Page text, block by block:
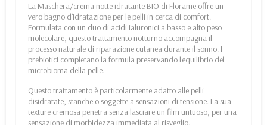
La Maschera/crema notte idratante BIO di Florame offre un
vero bagno d'idratazione per le pelli in cerca di comfort.
Formulata con un duo di acidi ialuronici a basso e alto peso
molecolare, questo trattamento notturno accompagna il
processo naturale di riparazione cutanea durante il sonno. I
prebiotici completano la formula preservando l'equilibrio del
microbioma della pelle.
Questo trattamento è particolarmente adatto alle pelli
disidratate, stanche o soggette a sensazioni di tensione. La sua
texture cremosa penetra senza lasciare un film untuoso, per una